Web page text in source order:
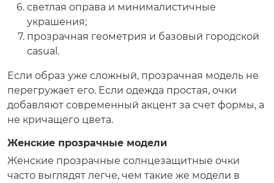
светлая оправа и минималистичные
украшения;
прозрачная геометрия и базовый городской
casual.
Если образ уже сложный, прозрачная модель не
перегружает его. Если одежда простая, очки
добавляют современный акцент за счет формы, а
не кричащего цвета.
Женские прозрачные модели
Женские прозрачные солнцезащитные очки
часто выглядят легче, чем такие же модели в